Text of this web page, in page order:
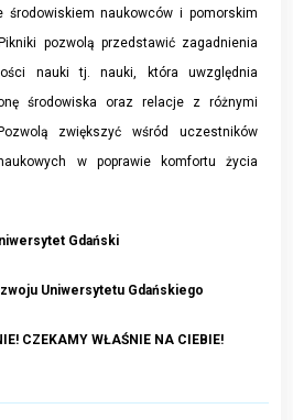
środowiskiem naukowców i pomorskim
pozwolą przedstawić zagadnienia
nauki tj. nauki, która uwzględnia
środowiska oraz relacje z różnymi
zwiększyć wśród uczestników
w poprawie komfortu życia
Gdański
Uniwersytetu Gdańskiego
CZEKAMY WŁAŚNIE NA CIEBIE!